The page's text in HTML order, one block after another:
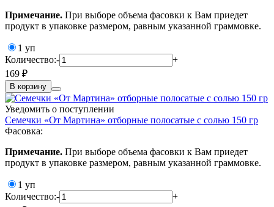
Примечание. При выборе объема фасовки к Вам приедет
продукт в упаковке размером, равным указанной граммовке.
1 уп
Количество:-
+
169 ₽
В корзину
Уведомить о поступлении
Семечки «От Мартина» отборные полосатые с солью 150 гр
Фасовка:
Примечание. При выборе объема фасовки к Вам приедет
продукт в упаковке размером, равным указанной граммовке.
1 уп
Количество:-
+